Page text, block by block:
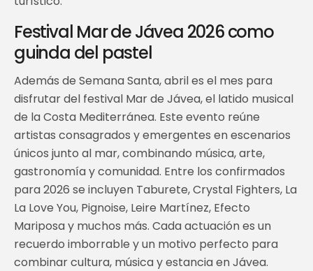
Festival Mar de Jávea 2026 como
guinda del pastel
Además de Semana Santa, abril es el mes para
disfrutar del festival Mar de Jávea, el latido musical
de la Costa Mediterránea. Este evento reúne
artistas consagrados y emergentes en escenarios
únicos junto al mar, combinando música, arte,
gastronomía y comunidad. Entre los confirmados
para 2026 se incluyen Taburete, Crystal Fighters, La
La Love You, Pignoise, Leire Martínez, Efecto
Mariposa y muchos más. Cada actuación es un
recuerdo imborrable y un motivo perfecto para
combinar cultura, música y estancia en Jávea.